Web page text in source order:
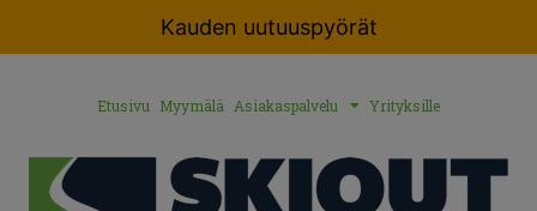
Kauden uutuuspyörät
Etusivu Myymälä Asiakaspalvelu Yrityksille